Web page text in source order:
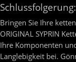
Schlussfolgerung:
Bringen Sie Ihre
ORIGINAL SYPRIN
Ihre Komponenten
Langlebigkeit bei.